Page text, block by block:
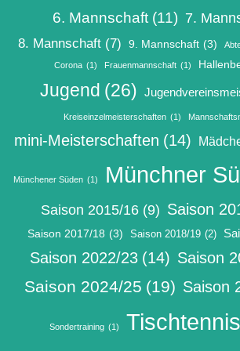
6. Mannschaft (11) 7.
8. Mannschaft (7) 9. Mannschaft (3)
Corona (1) Frauenmannschaft (1)
Jugend (26)
Kreiseinzelmeisterschaften (1)
mini-Meisterschaften (14)
Münchener Süden (1) Münchner
Saison 2015/16 (9) Saison
Saison 2017/18 (3) Saison 2018/19 (2)
Saison 2022/23 (14) Saison
Saison 2024/25 (19) Saison
Sondertraining (1) Tischtennis